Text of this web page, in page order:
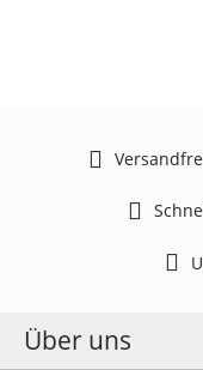
Über uns